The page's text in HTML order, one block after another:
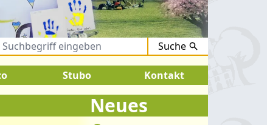
Suche
2026: SOMMERFERIEN !
Stubo Kontakt
Neues